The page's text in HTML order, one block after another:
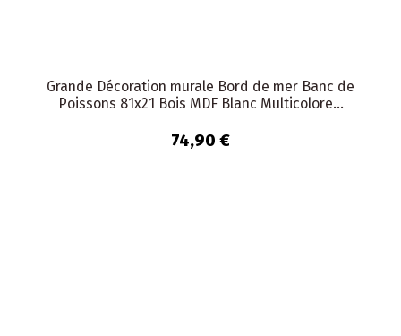
Grande Décoration murale Bord de mer Banc de
Poissons 81x21 Bois MDF Blanc Multicolore...
74,90 €